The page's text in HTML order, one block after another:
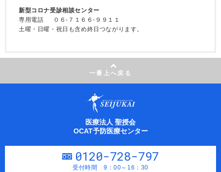
新型コロナ受診相談センター
専用電話 ０６-７１６６-９９１１
土曜・日曜・祝日も含め終日つながります。
一番上へ戻る
医療法人 聖授会
OCAT予防医療センター
0120-728-797
受付時間 9：00～16：30